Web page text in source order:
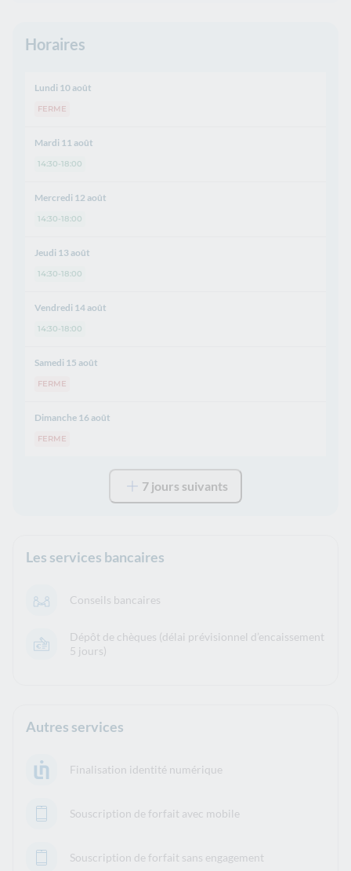
Horaires
Lundi 10 août
FERME
Mardi 11 août
14:30-18:00
Mercredi 12 août
14:30-18:00
Jeudi 13 août
14:30-18:00
Vendredi 14 août
14:30-18:00
Samedi 15 août
FERME
Dimanche 16 août
FERME
7 jours suivants
Les services bancaires
Conseils bancaires
Dépôt de chèques (délai prévisionnel d’encaissement
5 jours)
Autres services
Finalisation identité numérique
Souscription de forfait avec mobile
Souscription de forfait sans engagement